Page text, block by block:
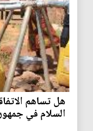
هل تساهم
السلام في